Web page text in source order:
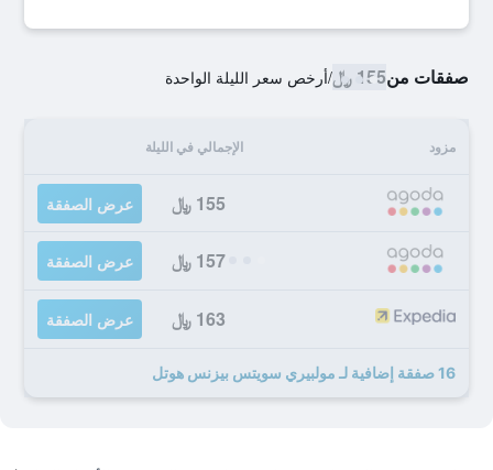
صفقات من155 ﷼ /أرخص سعر الليلة الواحدة
مزود الإجمالي في الليلة
155 ﷼ عرض الصفقة
157 ﷼ عرض الصفقة
163 ﷼ عرض الصفقة
16 صفقة إضافية لـ مولبيري سويتس بيزنس هوتل